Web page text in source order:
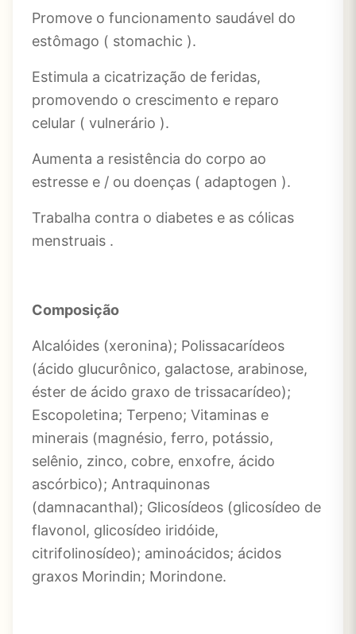
Promove o funcionamento saudável do
estômago ( stomachic ).
Estimula a cicatrização de feridas,
promovendo o crescimento e reparo
celular ( vulnerário ).
Aumenta a resistência do corpo ao
estresse e / ou doenças ( adaptogen ).
Trabalha contra o diabetes e as cólicas
menstruais .
Composição
Alcalóides (xeronina); Polissacarídeos
(ácido glucurônico, galactose, arabinose,
éster de ácido graxo de trissacarídeo);
Escopoletina; Terpeno; Vitaminas e
minerais (magnésio, ferro, potássio,
selênio, zinco, cobre, enxofre, ácido
ascórbico); Antraquinonas
(damnacanthal); Glicosídeos (glicosídeo de
flavonol, glicosídeo iridóide,
citrifolinosídeo); aminoácidos; ácidos
graxos Morindin; Morindone.